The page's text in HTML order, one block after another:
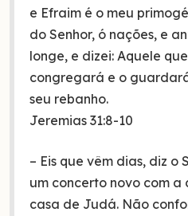
e Efraim é o meu
do Senhor, ó nações, e
longe, e dizei: Aquele
congregará e o
seu rebanho.
Jeremias 31:8‭-‬10
– Eis que vêm dias, diz o
um concerto novo com
casa de Judá. Não